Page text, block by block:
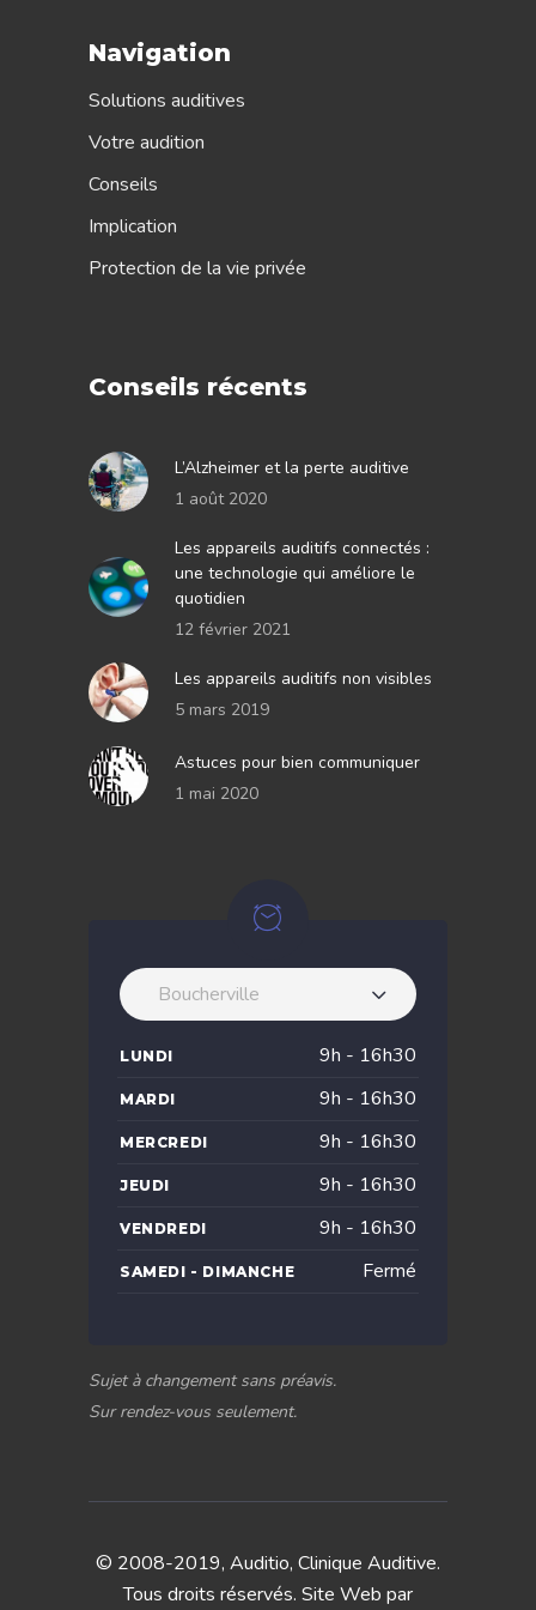
Navigation
Solutions auditives
Votre audition
Conseils
Implication
Protection de la vie privée
Conseils récents
L’Alzheimer et la perte auditive
1 août 2020
Les appareils auditifs connectés :
une technologie qui améliore le
quotidien
12 février 2021
Les appareils auditifs non visibles
5 mars 2019
Astuces pour bien communiquer
1 mai 2020
Boucherville
LUNDI 9h - 16h30
MARDI 9h - 16h30
MERCREDI 9h - 16h30
JEUDI 9h - 16h30
VENDREDI 9h - 16h30
SAMEDI - DIMANCHE Fermé
Sujet à changement sans préavis.
Sur rendez-vous seulement.
© 2008-2019, Auditio, Clinique Auditive.
Tous droits réservés. Site Web par